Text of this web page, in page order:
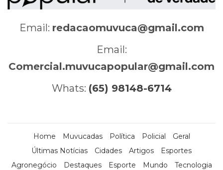
Email: redacaomuvuca@gmail.com
Email:
Comercial.muvucapopular@gmail.com
Whats: (65) 98148-6714
Home Muvucadas Política Policial
Geral
Últimas Notícias
Cidades Artigos
Esportes
Agronegócio
Destaques Esporte Mundo
Tecnologia